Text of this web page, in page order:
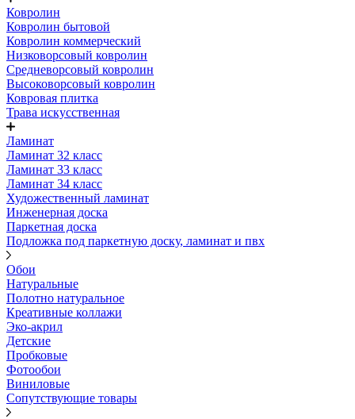
Ковролин
Ковролин бытовой
Ковролин коммерческий
Низковорсовый ковролин
Средневорсовый ковролин
Высоковорсовый ковролин
Ковровая плитка
Трава искусственная
Ламинат
Ламинат 32 класс
Ламинат 33 класс
Ламинат 34 класс
Художественный ламинат
Инженерная доска
Паркетная доска
Подложка под паркетную доску, ламинат и пвх
Обои
Натуральные
Полотно натуральное
Креативные коллажи
Эко-акрил
Детские
Пробковые
Фотообои
Виниловые
Сопутствующие товары